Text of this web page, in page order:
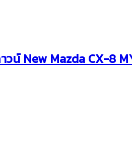
าวน์ New Mazda CX-